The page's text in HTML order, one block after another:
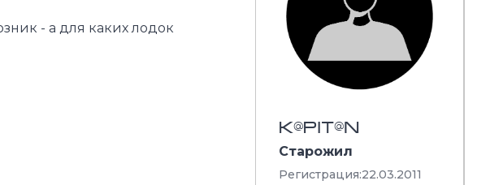
K@PIT@N
Старожил
Регистрация:22.03.2011
- а для каких лодок